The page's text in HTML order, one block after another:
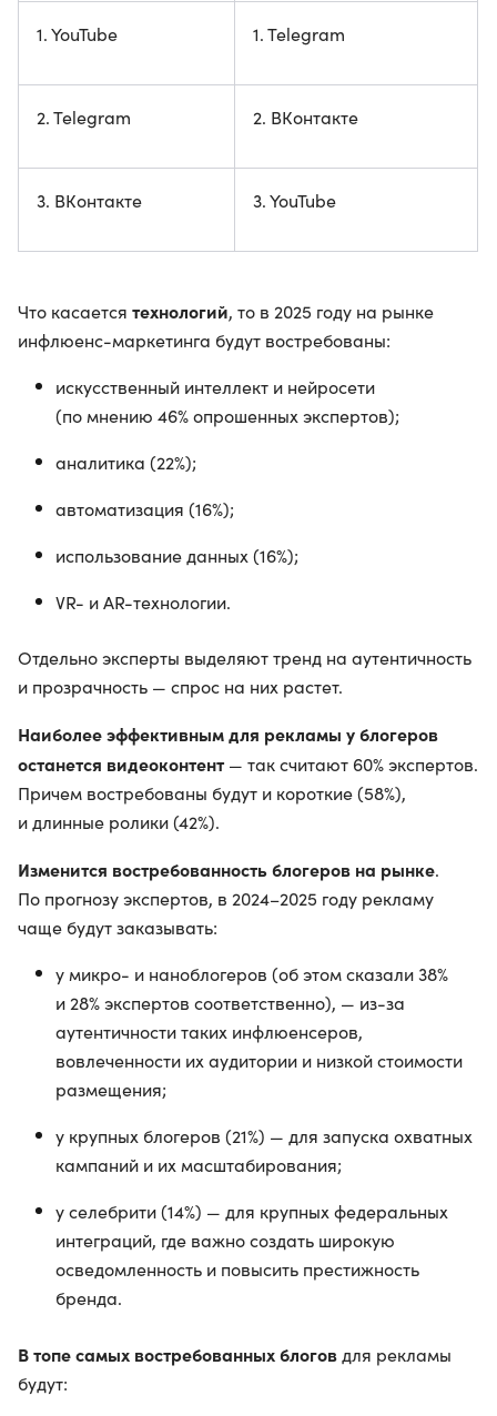
1. YouTube 1. Telegram
2. Telegram 2. ВКонтакте
3. ВКонтакте 3. YouTube
Что касается технологий, то в 2025 году на рынке
инфлюенс-маркетинга будут востребованы:
искусственный интеллект и нейросети
(по мнению 46% опрошенных экспертов);
аналитика (22%);
автоматизация (16%);
использование данных (16%);
VR- и AR-технологии.
Отдельно эксперты выделяют тренд на аутентичность
и прозрачность — спрос на них растет.
Наиболее эффективным для рекламы у блогеров
останется видеоконтент — так считают 60% экспертов.
Причем востребованы будут и короткие (58%),
и длинные ролики (42%).
Изменится востребованность блогеров на рынке.
По прогнозу экспертов, в 2024–2025 году рекламу
чаще будут заказывать:
у микро- и наноблогеров (об этом сказали 38%
и 28% экспертов соответственно), — из-за
аутентичности таких инфлюенсеров,
вовлеченности их аудитории и низкой стоимости
размещения;
у крупных блогеров (21%) — для запуска охватных
кампаний и их масштабирования;
у селебрити (14%) — для крупных федеральных
интеграций, где важно создать широкую
осведомленность и повысить престижность
бренда.
В топе самых востребованных блогов для рекламы
будут: